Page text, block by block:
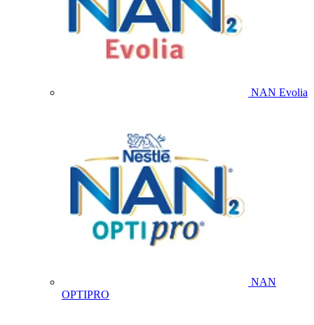
NAN Evolia
NAN
OPTIPRO